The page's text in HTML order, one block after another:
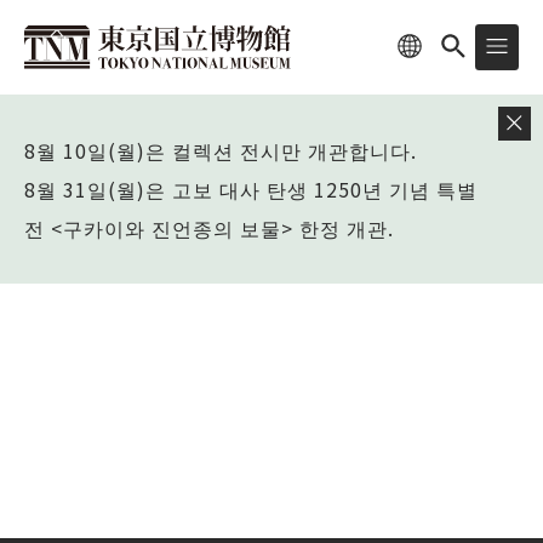
8월 10일(월)은 컬렉션 전시만 개관합니다.
8월 31일(월)은 고보 대사 탄생 1250년 기념 특별
전 <구카이와 진언종의 보물> 한정 개관.